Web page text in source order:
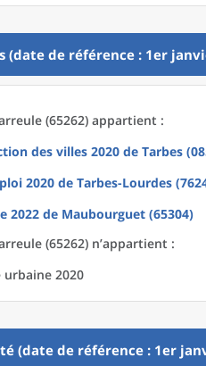
(date de référence : 1er
(65262) appartient :
des villes 2020 de Tarbes
2020 de Tarbes-Lourdes
2022 de Maubourguet (65304)
(65262) n’appartient :
2020
(date de référence : 1er